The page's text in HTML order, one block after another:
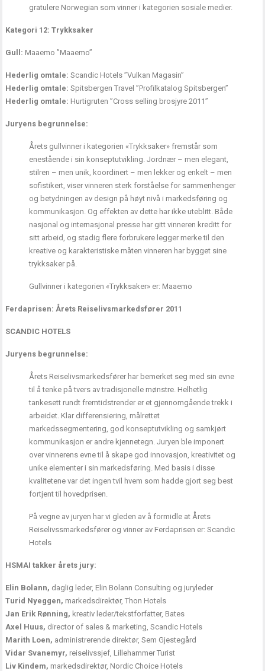
gratulere Norwegian som vinner i kategorien sosiale medier.
Kategori 12: Trykksaker
Gull: Maaemo ”Maaemo”
Hederlig omtale: Scandic Hotels ”Vulkan Magasin”
Hederlig omtale: Spitsbergen Travel ”Profilkatalog Spitsbergen”
Hederlig omtale: Hurtigruten ”Cross selling brosjyre 2011”
Juryens begrunnelse:
Årets gullvinner i kategorien «Trykksaker» fremstår som
enestående i sin konseptutvikling. Jordnær – men elegant,
stilren – men unik, koordinert – men lekker og enkelt – men
sofistikert, viser vinneren sterk forståelse for sammenhenger
og betydningen av design på høyt nivå i markedsføring og
kommunikasjon. Og effekten av dette har ikke uteblitt. Både
nasjonal og internasjonal presse har gitt vinneren kreditt for
sitt arbeid, og stadig flere forbrukere legger merke til den
kreative og karakteristiske måten vinneren har bygget sine
trykksaker på.
Gullvinner i kategorien «Trykksaker» er: Maaemo
Ferdaprisen: Årets Reiselivsmarkedsfører 2011
SCANDIC HOTELS
Juryens begrunnelse:
Årets Reiselivsmarkedsfører har bemerket seg med sin evne
til å tenke på tvers av tradisjonelle mønstre. Helhetlig
tankesett rundt fremtidstrender er et gjennomgående trekk i
arbeidet. Klar differensiering, målrettet
markedssegmentering, god konseptutvikling og samkjørt
kommunikasjon er andre kjennetegn. Juryen ble imponert
over vinnerens evne til å skape god innovasjon, kreativitet og
unike elementer i sin markedsføring. Med basis i disse
kvalitetene var det ingen tvil hvem som hadde gjort seg best
fortjent til hovedprisen.
På vegne av juryen har vi gleden av å formidle at Årets
Reiselivssmarkedsfører og vinner av Ferdaprisen er: Scandic
Hotels
HSMAI takker årets jury:
Elin Bolann, daglig leder, Elin Bolann Consulting og juryleder
Turid Nyeggen, markedsdirektør, Thon Hotels
Jan Erik Rønning, kreativ leder/tekstforfatter, Bates
Axel Huus, director of sales & marketing, Scandic Hotels
Marith Loen, administrerende direktør, Sem Gjestegård
Vidar Svanemyr, reiselivssjef, Lillehammer Turist
Liv Kindem, markedsdirektør, Nordic Choice Hotels